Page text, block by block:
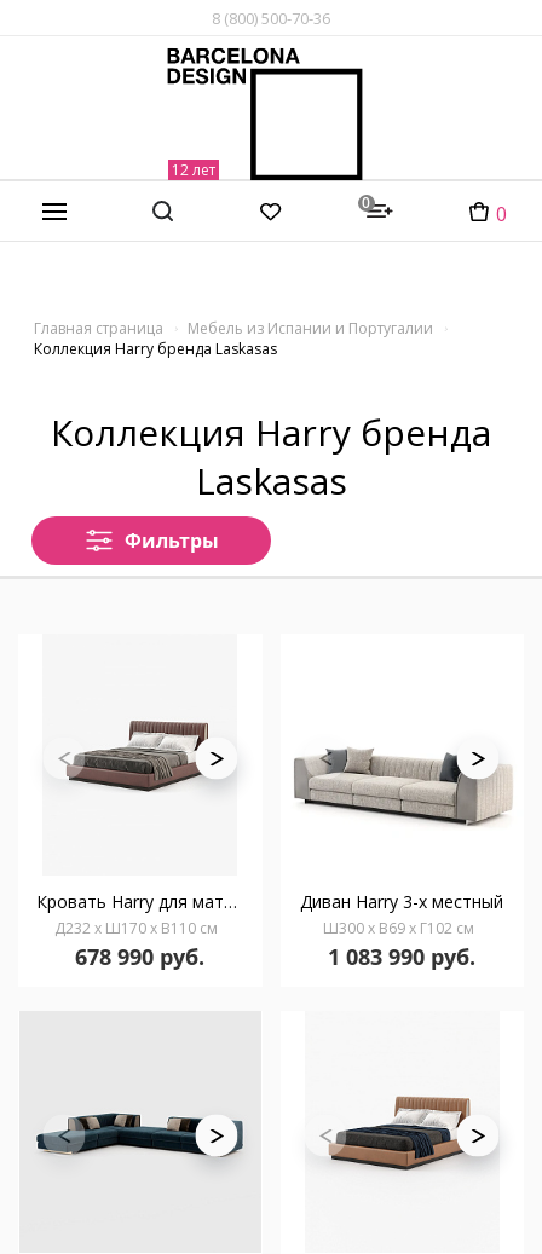
8 (800) 500-70-36
0 0
Главная страница
Мебель из Испании и Португалии
Коллекция Harry бренда Laskasas
Коллекция Harry бренда
Laskasas
Фильтры
Кровать Harry для матраса 150 x 200 см
Д232 x Ш170 x В110 см
678 990 руб.
Диван Harry 3-х местный
Ш300 x В69 x Г102 см
1 083 990 руб.